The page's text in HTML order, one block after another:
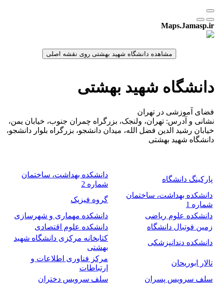
Maps.Jamasp.ir
دانشگاه شهید بهشتی
فضای آموزشی در تهران
نشانی و آدرس: تهران، ولنجک، بزرگراه چمران جنوب، خیابان یمن،
خیابان رشید الدین فضل الله، میدان دانشجو، بزرگراه بلوار دانشجو،
دانشگاه شهید بهشتی
پارکینگ دانشگاه
دانشکده بهداشت، ساختمان
شماره 2
دانشکده بهداشت، ساختمان
شماره 1
گروه فیزیک
دانشکده علوم ریاضی
دانشکده مهماری و شهرسازی
زمین فوتبال دانشگاه
دانشکده علوم اقتصادی
دانشکده دندانپزشکی
کتابخانه مرکزی دانشگاه شهید
بهشتی
تالار ابوریحان
مرکز فناوری اطلاعات و
ارتباطات
سلف سرویس پسران
سلف سرویس دختران